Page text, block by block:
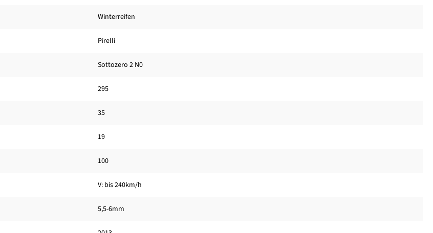
Winterreifen
Pirelli
Sottozero 2 N0
295
35
19
100
V: bis 240km/h
5,5-6mm